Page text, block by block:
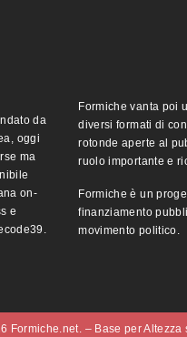
da
oggi
ma
on-
e
Formiche vanta poi
diversi formati di
rotonde aperte al
ruolo importante e
Formiche è un
finanziamento
movimento politico.
Formiche.net. – Base per Altezza